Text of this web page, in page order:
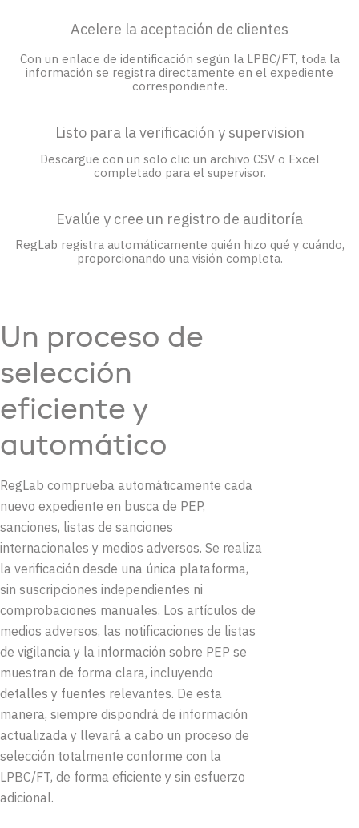
Acelere la aceptación de clientes
Con un enlace de identificación según la LPBC/FT, toda la
información se registra directamente en el expediente
correspondiente.
Listo para la verificación y supervision
Descargue con un solo clic un archivo CSV o Excel
completado para el supervisor.
Evalúe y cree un registro de auditoría
RegLab registra automáticamente quién hizo qué y cuándo,
proporcionando una visión completa.
Un proceso de
selección
eficiente y
automático
RegLab comprueba automáticamente cada
nuevo expediente en busca de PEP,
sanciones, listas de sanciones
internacionales y medios adversos. Se realiza
la verificación desde una única plataforma,
sin suscripciones independientes ni
comprobaciones manuales. Los artículos de
medios adversos, las notificaciones de listas
de vigilancia y la información sobre PEP se
muestran de forma clara, incluyendo
detalles y fuentes relevantes. De esta
manera, siempre dispondrá de información
actualizada y llevará a cabo un proceso de
selección totalmente conforme con la
LPBC/FT, de forma eficiente y sin esfuerzo
adicional.